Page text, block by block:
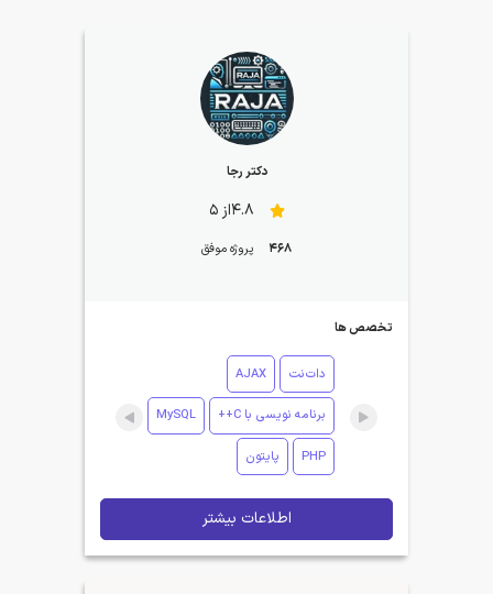
دکتر رجا
4.8از 5
468 پروژه موفق
تخصص ها
دات‌نت AJAX
برنامه نویسی با C++ MySQL
PHP پایتون
اطلاعات بیشتر